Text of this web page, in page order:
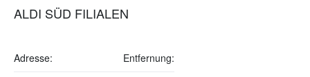
ALDI SÜD FILIALEN
Adresse: Entfernung: